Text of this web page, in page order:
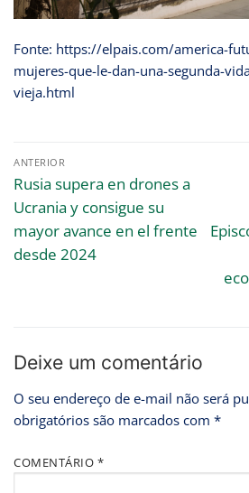
Fonte: https://elpais.com/america-
mujeres-que-le-dan-una-segunda-
vieja.html
ANTERIOR
Rusia supera en drones a
Ucrania y consigue su
mayor avance en el frente
desde 2024
Deixe um comentário
O seu endereço de e-mail não será
obrigatórios são marcados com *
COMENTÁRIO *